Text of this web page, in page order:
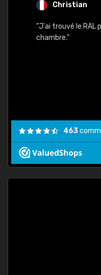
Christian
"J'ai trouvé le RAL
chambre."
463